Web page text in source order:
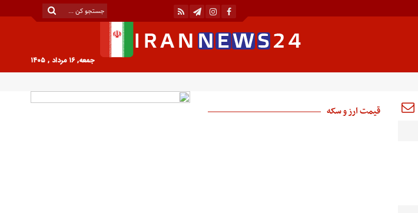
جمعه, ۱۶ مرداد , ۱۴۰۵
قیمت ارز و سکه